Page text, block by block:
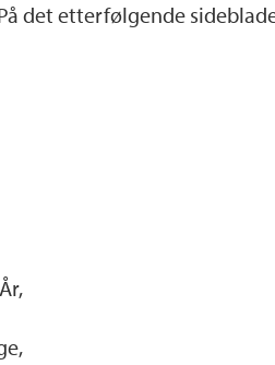
det etterfølgende